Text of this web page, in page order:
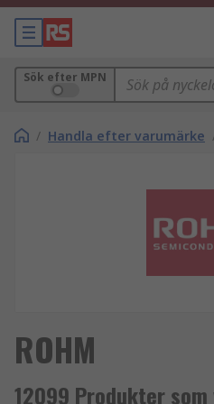
Sök efter MPN
/ Handla efter varumärke
ROHM
12099 Produkter som